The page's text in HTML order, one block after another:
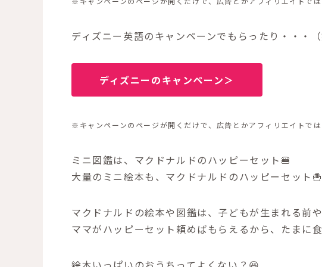
ディズニー英語のキャンペーンでもらったり・・・（
ディズニーのキャンペーン＞
※キャンペーンのページが開くだけで、広告とかアフィリエイトでは
ミニ図鑑は、マクドナルドのハッピーセット🍔
大量のミニ絵本も、マクドナルドのハッピーセット🍟
マクドナルドの絵本や図鑑は、子どもが生まれる前
ママがハッピーセット頼めばもらえるから、たまに